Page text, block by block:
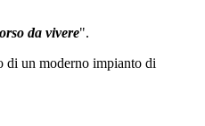
da vivere".
di un moderno impianto di